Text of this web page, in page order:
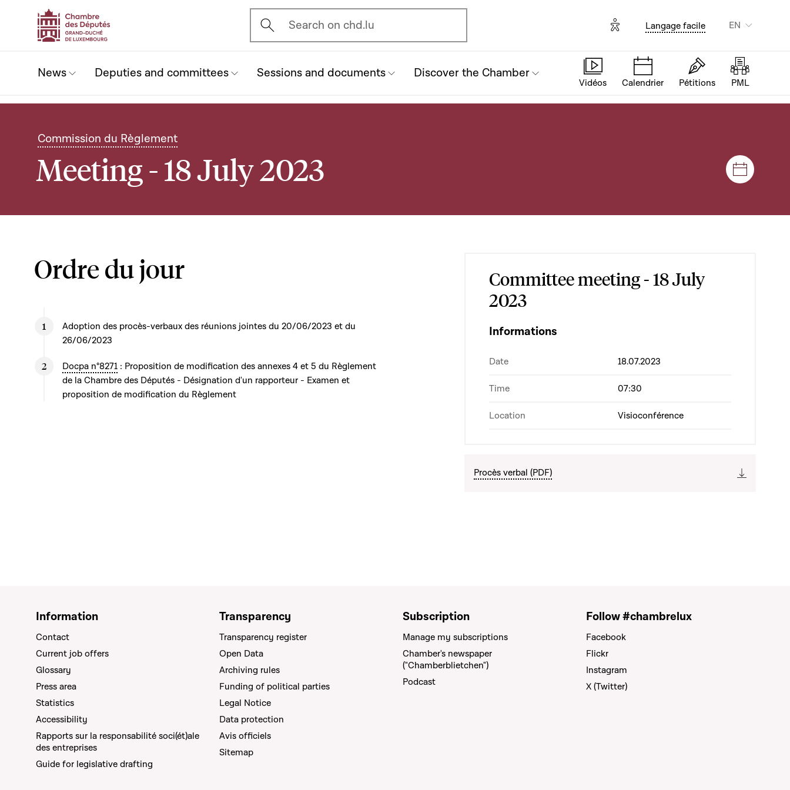
Ouvrir l'écran de recherche
Search on chd.lu Options d'accessibilité
Langage facile EN
News Deputies and committees Sessions and documents Discover the Chamber
Vidéos Calendrier Pétitions PML
Commission du Règlement
Meeting - 18 July 2023 Sessions
Ordre du jour
Adoption des procès-verbaux des réunions jointes du 20/06/2023 et du
26/06/2023
Docpa n°8271 : Proposition de modification des annexes 4 et 5 du Règlement
de la Chambre des Députés - Désignation d'un rapporteur - Examen et
proposition de modification du Règlement
Committee meeting - 18 July
2023
Informations
Date 18.07.2023
Time 07:30
Location Visioconférence
Procès verbal (PDF)
Information
Contact
Current job offers
Glossary
Press area
Statistics
Accessibility
Rapports sur la responsabilité soci(ét)ale
des entreprises
Guide for legislative drafting
Transparency
Transparency register
Open Data
Archiving rules
Funding of political parties
Legal Notice
Data protection
Avis officiels
Sitemap
Subscription
Manage my subscriptions
Chamber's newspaper
("Chamberblietchen")
Podcast
Follow #chambrelux
Facebook
Flickr
Instagram
X (Twitter)